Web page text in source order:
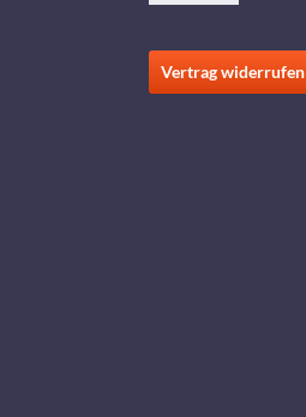
Vertrag widerrufen